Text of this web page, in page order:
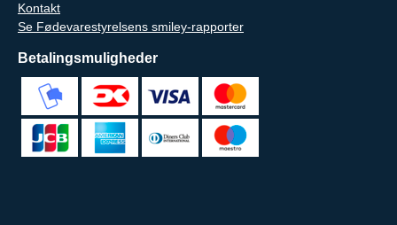
Kontakt
Se Fødevarestyrelsens smiley-rapporter
Betalingsmuligheder